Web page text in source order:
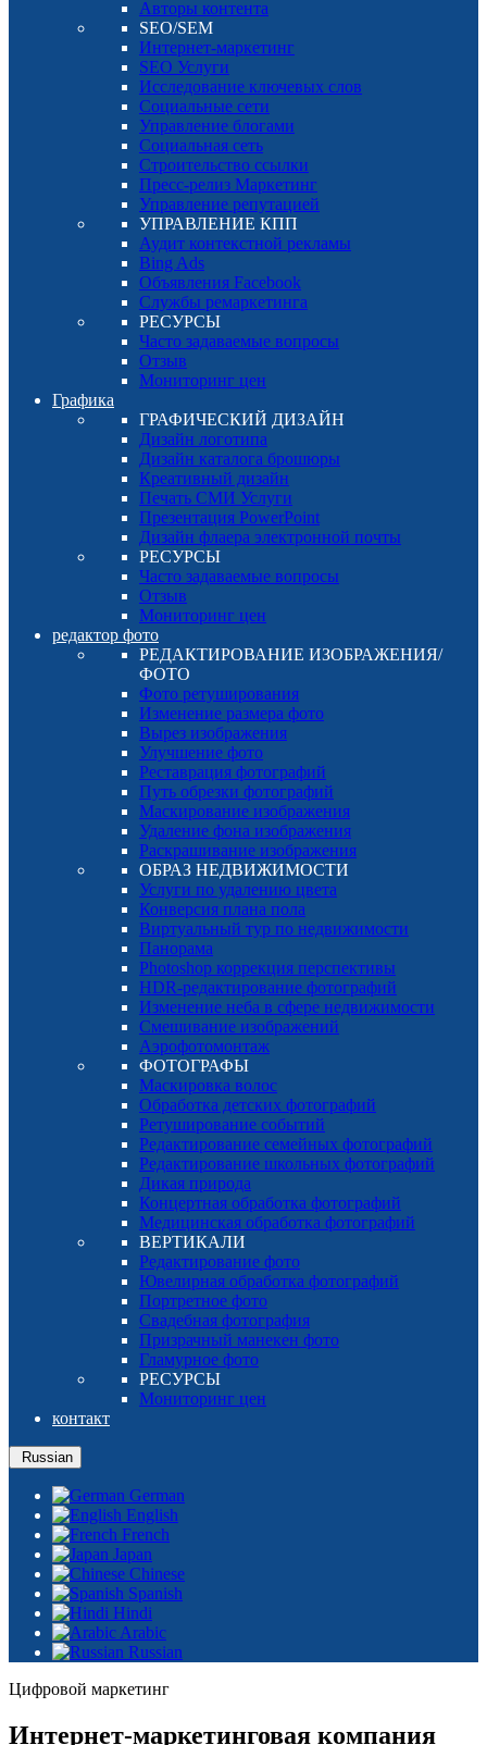
Авторы контента
SEO/SEM
Интернет-маркетинг
SEO Услуги
Исследование ключевых слов
Социальные сети
Управление блогами
Социальная сеть
Строительство ссылки
Пресс-релиз Маркетинг
Управление репутацией
УПРАВЛЕНИЕ КПП
Аудит контекстной рекламы
Bing Ads
Объявления Facebook
Службы ремаркетинга
РЕСУРСЫ
Часто задаваемые вопросы
Отзыв
Мониторинг цен
Графика
ГРАФИЧЕСКИЙ ДИЗАЙН
Дизайн логотипа
Дизайн каталога брошюры
Креативный дизайн
Печать СМИ Услуги
Презентация PowerPoint
Дизайн флаера электронной почты
РЕСУРСЫ
Часто задаваемые вопросы
Отзыв
Мониторинг цен
редактор фото
РЕДАКТИРОВАНИЕ ИЗОБРАЖЕНИЯ/
ФОТО
Фото ретуширования
Изменение размера фото
Вырез изображения
Улучшение фото
Реставрация фотографий
Путь обрезки фотографий
Маскирование изображения
Удаление фона изображения
Раскрашивание изображения
ОБРАЗ НЕДВИЖИМОСТИ
Услуги по удалению цвета
Конверсия плана пола
Виртуальный тур по недвижимости
Панорама
Photoshop коррекция перспективы
HDR-редактирование фотографий
Изменение неба в сфере недвижимости
Смешивание изображений
Аэрофотомонтаж
ФОТОГРАФЫ
Маскировка волос
Обработка детских фотографий
Ретуширование событий
Редактирование семейных фотографий
Редактирование школьных фотографий
Дикая природа
Концертная обработка фотографий
Медицинская обработка фотографий
ВЕРТИКАЛИ
Редактирование фото
Ювелирная обработка фотографий
Портретное фото
Свадебная фотография
Призрачный манекен фото
Гламурное фото
РЕСУРСЫ
Мониторинг цен
контакт
Russian
German
English
French
Japan
Chinese
Spanish
Hindi
Arabic
Russian
Цифровой маркетинг
Интернет-маркетинговая компания